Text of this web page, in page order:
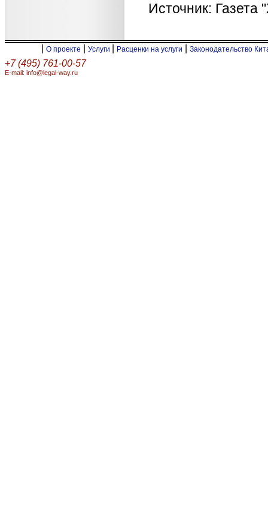
Источник:
О проекте Услуги Расценки на услуги Законодательство
+7 (495) 761-00-57
E-mail: info@legal-way.ru